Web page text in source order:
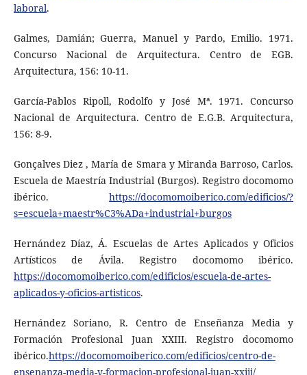
laboral.
Galmes, Damián; Guerra, Manuel y Pardo, Emilio. 1971.
Concurso Nacional de Arquitectura. Centro de EGB.
Arquitectura, 156: 10-11.
García-Pablos Ripoll, Rodolfo y José Mª. 1971. Concurso
Nacional de Arquitectura. Centro de E.G.B. Arquitectura,
156: 8-9.
Gonçalves Diez , María de Smara y Miranda Barroso, Carlos.
Escuela de Maestría Industrial (Burgos). Registro docomomo
ibérico.https://docomomoiberico.com/edificios/?
s=escuela+maestr%C3%ADa+industrial+burgos
Hernández Díaz, Á. Escuelas de Artes Aplicados y Oficios
Artísticos de Ávila. Registro docomomo ibérico.
https://docomomoiberico.com/edificios/escuela-de-artes-
aplicados-y-oficios-artisticos.
Hernández Soriano, R. Centro de Enseñanza Media y
Formación Profesional Juan XXIII. Registro docomomo
ibérico.https://docomomoiberico.com/edificios/centro-de-
ensenanza-media-y-formacion-profesional-juan-xxiii/